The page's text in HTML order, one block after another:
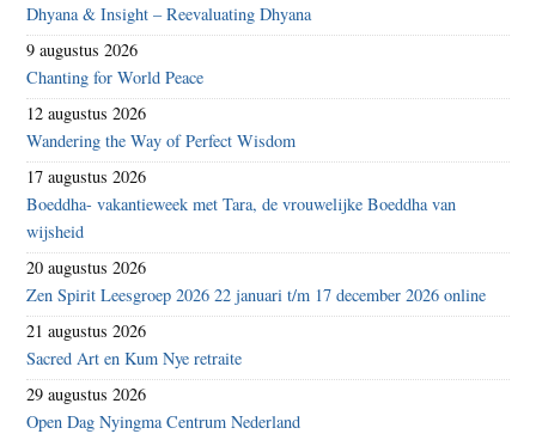
Dhyana & Insight – Reevaluating Dhyana
9 augustus 2026
Chanting for World Peace
12 augustus 2026
Wandering the Way of Perfect Wisdom
17 augustus 2026
Boeddha- vakantieweek met Tara, de vrouwelijke Boeddha van
wijsheid
20 augustus 2026
Zen Spirit Leesgroep 2026 22 januari t/m 17 december 2026 online
21 augustus 2026
Sacred Art en Kum Nye retraite
29 augustus 2026
Open Dag Nyingma Centrum Nederland